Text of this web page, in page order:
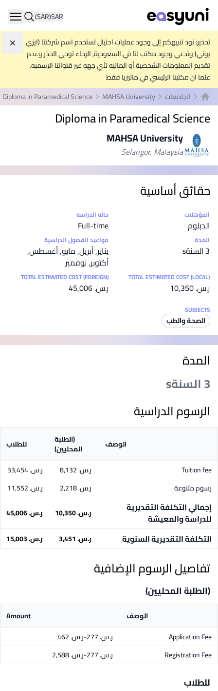
SAR
(SAR)
تحذير: نود تنبيهكم إلى وجود عمليات احتيال تستخدم اسم شركتنا (ايزي
يوني) وتدعي وجود مكتب لنا في السعودية, الرجاء توخي الحذر وعدم
تقديم المعلومات الشخصية أو الماليه لأي جهه غير قنواتنا الرسميه.
علما ان مكتبنا الرئيسي في ماليزيا فقط
الصفحة الرئيسية
الجامعات MAHSA University
Diploma in Paramedical Science
Diploma in Paramedical Science
MAHSA University
Selangor, Malaysia
حقائق أساسية
إحصائيات
المؤهلات
الدبلوم
حالة الدراسة
Full-time
المدة
3 السنةs
مواعيد الفصول الدراسية
يناير, أبريل, مايو, أغسطس,
أكتوبر, نوفمبر
TOTAL ESTIMATED COST (LOCAL)
ر.س.‏ 10,350
TOTAL ESTIMATED COST (FOREIGN)
ر.س.‏ 45,006
SUBJECTS
الصحة والطب
المدة
3 السنةs
الرسوم الدراسية
الوصف (الطلبة
المحليين) للطلاب
Tuition fee ر.س.‏ 8,132
ر.س.‏ 33,454
رسوم متنوعة
ر.س.‏ 2,218 ر.س.‏ 11,552
إجمالي التكلفة التقديرية
للدراسة والمعيشة
ر.س.‏ 10,350 ر.س.‏ 45,006
التكلفة التقديرية السنوية ر.س.‏ 3,451 ر.س.‏ 15,003
تفاصيل الرسوم الإضافية
(الطلبة المحليين)
الوصف
Amount
Application Fee
ر.س.‏ 277-ر.س.‏ 462
Registration Fee
ر.س.‏ 277-ر.س.‏ 2,588
للطلاب